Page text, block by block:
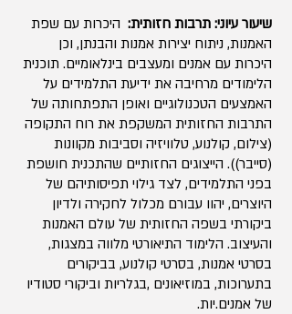
שיעור עיוני: תרבות חזותית: היכרות עם שפת
האמנות, ניתוח יצירות אמנות והבנתן, וכן
היכרות עם אמנים ומעצבים בינלאומיים. תוכנית
הלימודים מרחיבה את ידיעת התלמידים על
האמצעים הטכנולוגיים ואופן התפתחותה של
התרבות החזותית המשקפת את רוח התקופה
(צילום, קולנוע, טלוויזיה וסביבות מקוונות
(סייבר)). הייצוגים החזותיים שהתכנית חושפת
בפני התלמידים, לצד גילוי תפיסותיהם של
היוצרים, יהוו עבורם מכלול לחקירה ולדיון
ביקורתי בשפה החזותית של עולם האמנות
והעיצוב. הלימוד התיאורטי מלווה במצגות,
בסרטי אמנות, בסרטי קולנוע, בביקורים
בתערוכות, במוזיאונים ,בגלריות וביקורי סטודיו
של אמנים.יות.